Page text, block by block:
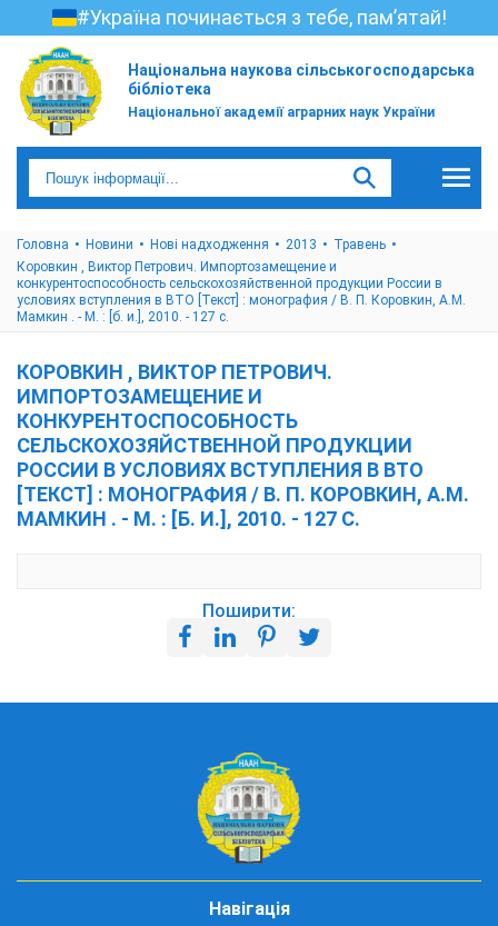
#Україна починається з тебе, пам’ятай!
Національна наукова сільськогосподарська
бібліотека
Національної академії аграрних наук України
Головна Новини Нові надходження 2013
Травень
Коровкин , Виктор Петрович. Импортозамещение и
конкурентоспособность сельскохозяйственной продукции России в
условиях вступления в ВТО [Текст] : монография / В. П. Коровкин, А.М.
Мамкин . - М. : [б. и.], 2010. - 127 с.
КОРОВКИН , ВИКТОР ПЕТРОВИЧ.
ИМПОРТОЗАМЕЩЕНИЕ И
КОНКУРЕНТОСПОСОБНОСТЬ
СЕЛЬСКОХОЗЯЙСТВЕННОЙ ПРОДУКЦИИ
РОССИИ В УСЛОВИЯХ ВСТУПЛЕНИЯ В ВТО
[ТЕКСТ] : МОНОГРАФИЯ / В. П. КОРОВКИН, А.М.
МАМКИН . - М. : [Б. И.], 2010. - 127 С.
Поширити:
Навігація